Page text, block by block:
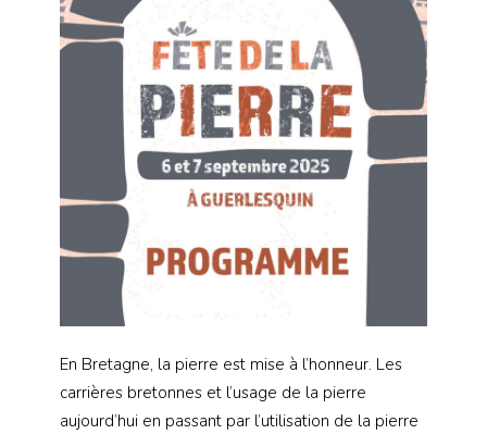
En Bretagne, la pierre est mise à l’honneur. Les
carrières bretonnes et l’usage de la pierre
aujourd’hui en passant par l’utilisation de la pierre